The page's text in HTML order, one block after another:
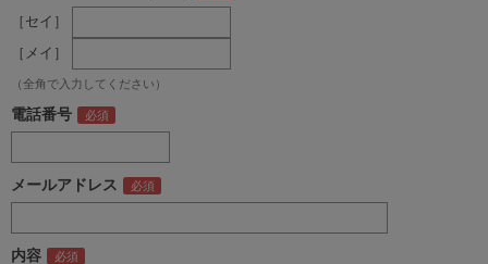
［セイ］
［メイ］
（全角で入力してください）
電話番号
メールアドレス
内容